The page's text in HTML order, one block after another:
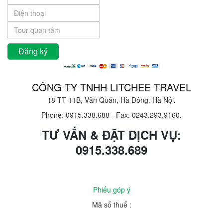
CÔNG TY TNHH LITCHEE TRAVEL
18 TT 11B, Văn Quán, Hà Đông, Hà Nội.
Phone: 0915.338.688 - Fax: 0243.293.9160.
TƯ VẤN & ĐẶT DỊCH VỤ:
0915.338.689
Phiếu góp ý
Mã số thuế :